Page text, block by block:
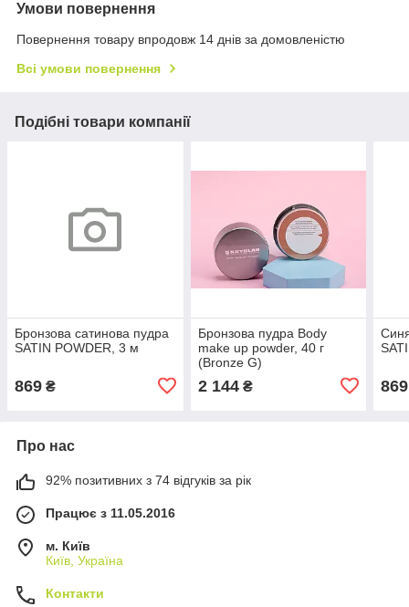
Умови повернення
Повернення товару впродовж 14 днів за домовленістю
Всі умови повернення
Подібні товари компанії
Бронзова сатинова пудра
SATIN POWDER, 3 м
869 ₴
Бронзова пудра Body
make up powder, 40 г
(Bronze G)
2 144₴ 869
Про нас
92% позитивних з 74 відгуків за рік
Працює з 11.05.2016
м. Київ
Київ, Україна
Контакти